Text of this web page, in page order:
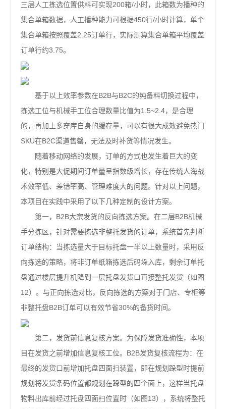
三层人工拣选位置供料可实现200箱/小时，此箱数为播种的
集合单箱数据，人工播种能力可根据450行/小时计算，单个
集合单箱按照覆盖2.25订单行，实际测算集合单箱平均覆盖
订单行约3.75。
基于以上效率参数在B2B与B2C的纯备料切换过程中，
拣选工位与机械手工位合理数量比值为1.5~2.4，是合理
的，再加上多穿库自身的缓存量，可以有很大成效避免热门
SKU在B2C渠道售罄，无法及时补货等情况发生。
随着移动网络的发展，订单的方式也发生着巨大的变
化，特别是大促期间订单量呈指数级增长，存在传统人海战
术效率低、差错率高、管理难度大的问题。针对以上问题，
本项目在实践中采用了以下几种定制的设计方案。
第一，B2B大宗发货的反向拣选方案。在二层B2B机械
手分拣区，针对需要拣选非整托发货的订单，系统首先判断
订单结构：当拣选量大于目标托盘一半以上数量时，采用反
向拣选的策略，将非订单纸箱拣选后码垛入库，剩余订单托
盘通过楼层提升机降到一层托盘发货口直接整托发货（如图
12）。与正向拣选对比，反向拣选的方案对于门店、专柜等
非整托盘B2B订单可以有效节省30%的备货时间。
第二，发货前信息复核方案。为保障发货准确性，本项
目在发货之前增加信息复核工位。B2B发货复核流程为：在
最终的发货口前增加托盘四面扫装置，即在规划跺型时提前
规划将发货条码位置都规划在跺型的四个面上，这样当托盘
物料出库前经过托盘四面扫位置时（如图13），系统将整托